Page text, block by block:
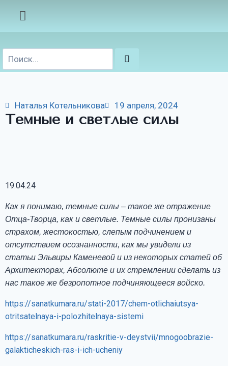
Наталья Котельникова 19 апреля, 2024
Темные и светлые силы
19.04.24
Как я понимаю, темные силы – такое же отражение
Отца-Творца, как и светлые. Темные силы пронизаны
страхом, жестокостью, слепым подчинением и
отсутствием осознанности, как мы увидели из
статьи Эльвиры Каменевой и из некоторых статей об
Архитекторах, Абсолюте и их стремлении сделать из
нас такое же безропотное подчиняющееся войско.
https://sanatkumara.ru/stati-2017/chem-otlichaiutsya-
otritsatelnaya-i-polozhitelnaya-sistemi
https://sanatkumara.ru/raskritie-v-deystvii/mnogoobrazie-
galakticheskich-ras-i-ich-ucheniy